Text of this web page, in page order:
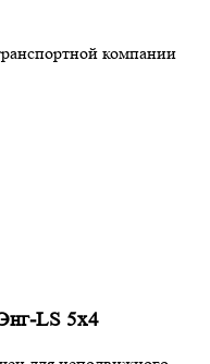
компании
LS 5х4